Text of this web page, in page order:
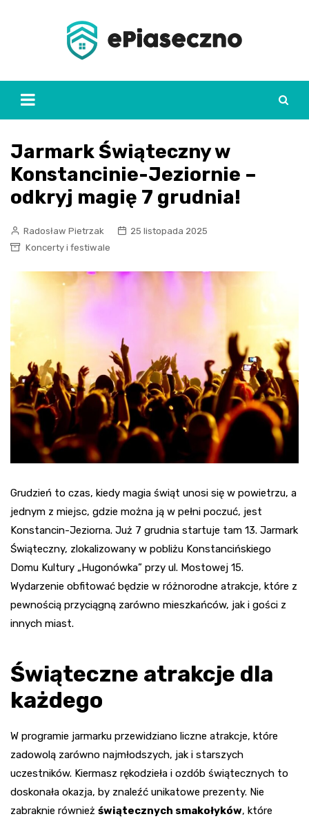
Jarmark Świąteczny w
Konstancinie-Jeziornie –
odkryj magię 7 grudnia!
Radosław Pietrzak
25 listopada 2025
Koncerty i festiwale
Grudzień to czas, kiedy magia świąt unosi się w powietrzu, a
jednym z miejsc, gdzie można ją w pełni poczuć, jest
Konstancin-Jeziorna. Już 7 grudnia startuje tam 13. Jarmark
Świąteczny, zlokalizowany w pobliżu Konstancińskiego
Domu Kultury „Hugonówka” przy ul. Mostowej 15.
Wydarzenie obfitować będzie w różnorodne atrakcje, które z
pewnością przyciągną zarówno mieszkańców, jak i gości z
innych miast.
Świąteczne atrakcje dla
każdego
W programie jarmarku przewidziano liczne atrakcje, które
zadowolą zarówno najmłodszych, jak i starszych
uczestników. Kiermasz rękodzieła i ozdób świątecznych to
doskonała okazja, by znaleźć unikatowe prezenty. Nie
zabraknie również świątecznych smakołyków, które